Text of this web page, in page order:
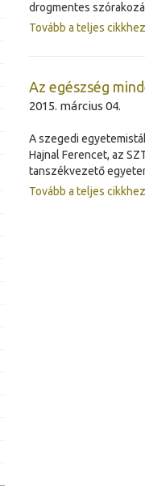
drogmentes
Tovább a teljes cikkhez
Az egészség
2015. március 04.
A szegedi
Hajnal Ferencet, az
tanszékvezető
Tovább a teljes cikkhez